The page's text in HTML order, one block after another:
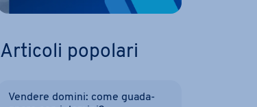
Articoli popolari
Vendere domini: come gua­da­